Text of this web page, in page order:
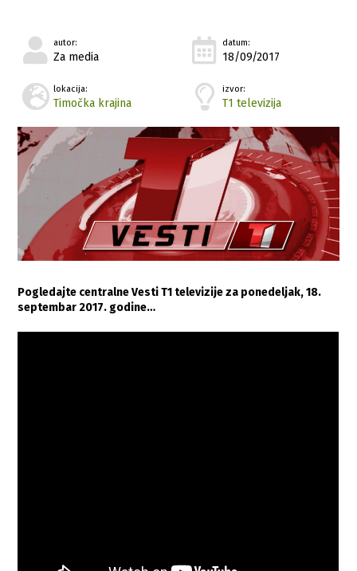
autor:
Za media
datum:
18/09/2017
lokacija:
Timočka krajina
izvor:
T1 televizija
Pogledajte centralne Vesti T1 televizije za ponedeljak, 18.
septembar 2017. godine…